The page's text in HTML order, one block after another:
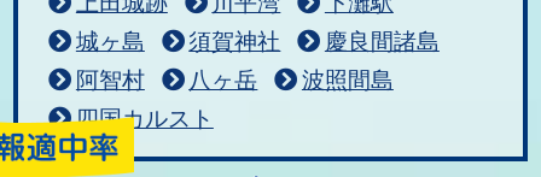
城ヶ島
須賀神社
慶良間諸島
阿智村
八ヶ岳
波照間島
四国カルスト